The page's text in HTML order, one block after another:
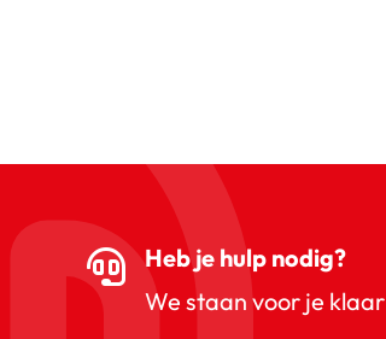
Heb je hulp nodig?
We staan voor je